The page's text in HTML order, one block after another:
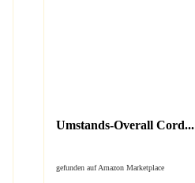
Umstands-Overall Cord...
gefunden auf Amazon Marketplace